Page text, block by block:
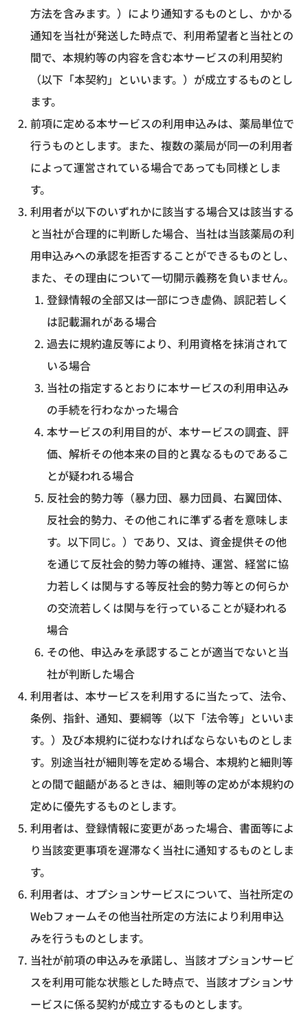
方法を含みます。）により通知するものとし、かかる
通知を当社が発送した時点で、利用希望者と当社との
間で、本規約等の内容を含む本サービスの利用契約
（以下「本契約」といいます。）が成立するものとし
ます。
前項に定める本サービスの利用申込みは、薬局単位で
行うものとします。また、複数の薬局が同一の利用者
によって運営されている場合であっても同様としま
す。
利用者が以下のいずれかに該当する場合又は該当する
と当社が合理的に判断した場合、当社は当該薬局の利
用申込みへの承認を拒否することができるものとし、
また、その理由について一切開示義務を負いません。
登録情報の全部又は一部につき虚偽、誤記若しく
は記載漏れがある場合
過去に規約違反等により、利用資格を抹消されて
いる場合
当社の指定するとおりに本サービスの利用申込み
の手続を行わなかった場合
本サービスの利用目的が、本サービスの調査、評
価、解析その他本来の目的と異なるものであるこ
とが疑われる場合
反社会的勢力等（暴力団、暴力団員、右翼団体、
反社会的勢力、その他これに準ずる者を意味しま
す。以下同じ。）であり、又は、資金提供その他
を通じて反社会的勢力等の維持、運営、経営に協
力若しくは関与する等反社会的勢力等との何らか
の交流若しくは関与を行っていることが疑われる
場合
その他、申込みを承認することが適当でないと当
社が判断した場合
利用者は、本サービスを利用するに当たって、法令、
条例、指針、通知、要綱等（以下「法令等」といいま
す。）及び本規約に従わなければならないものとしま
す。別途当社が細則等を定める場合、本規約と細則等
との間で齟齬があるときは、細則等の定めが本規約の
定めに優先するものとします。
利用者は、登録情報に変更があった場合、書面等によ
り当該変更事項を遅滞なく当社に通知するものとしま
す。
利用者は、オプションサービスについて、当社所定の
Webフォームその他当社所定の方法により利用申込
みを行うものとします。
当社が前項の申込みを承諾し、当該オプションサービ
スを利用可能な状態とした時点で、当該オプションサ
ービスに係る契約が成立するものとします。